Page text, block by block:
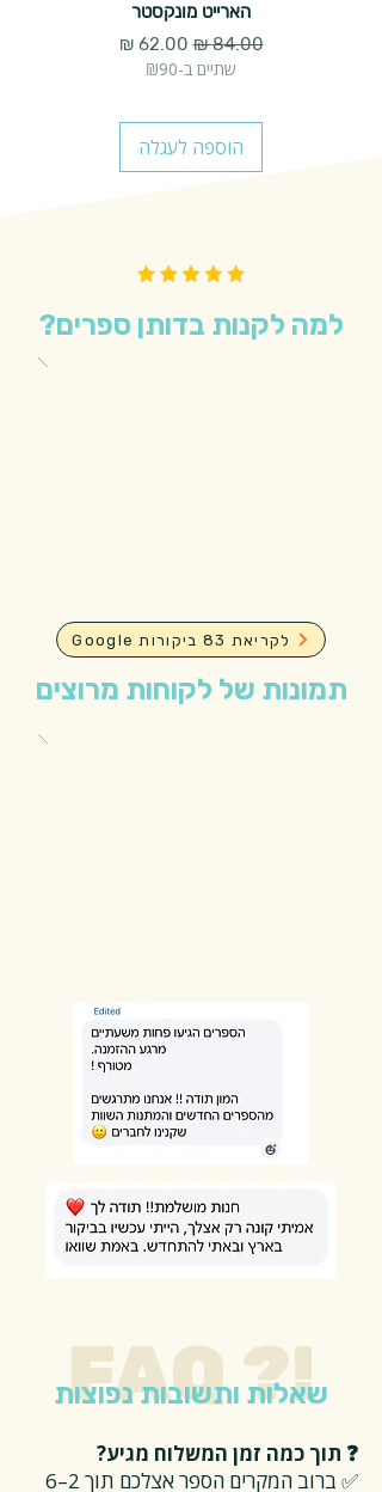
הארייט מונקסטר
מחיר רגיל‏84.00 ‏₪ מחיר מבצע
שתיים ב-₪90
הוספה לעגלה
למה לקנות בדותן ספרים?
Google לקריאת 83 ביקורות
תמונות של לקוחות מרוצים
FAQ ?!
שאלות ותשובות נפוצות
❓ תוך כמה זמן המשלוח מגיע?
✅ ברוב המקרים הספר אצלכם תוך 2–6